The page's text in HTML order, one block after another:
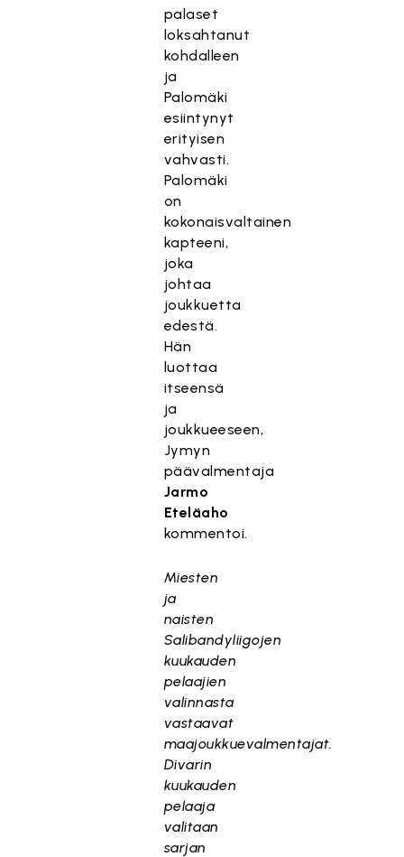
palaset
loksahtanut
kohdalleen
ja
Palomäki
esiintynyt
erityisen
vahvasti.
Palomäki
on
kokonaisvaltainen
kapteeni,
joka
johtaa
joukkuetta
edestä.
Hän
luottaa
itseensä
ja
joukkueeseen,
Jymyn
päävalmentaja
Jarmo
Eteläaho
kommentoi.
Miesten
ja
naisten
Salibandyliigojen
kuukauden
pelaajien
valinnasta
vastaavat
maajoukkuevalmentajat.
Divarin
kuukauden
pelaaja
valitaan
sarjan